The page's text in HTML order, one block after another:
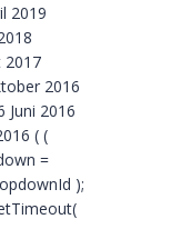
2019
2017
2016
Juni 2016
( (
=
);